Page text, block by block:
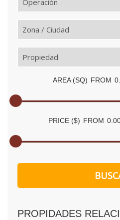
AREA (SQ) FROM
PRICE ($) FROM
PROPIDADES